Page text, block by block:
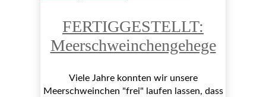
FERTIGGESTELLT:
Meerschweinchengehege
Viele Jahre konnten wir unsere
Meerschweinchen "frei" laufen lassen, dass